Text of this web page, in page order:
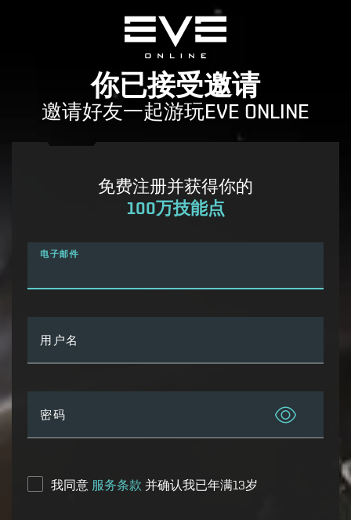
你已接受邀请
邀请好友一起游玩EVE ONLINE
免费注册并获得你的
100万技能点
电子邮件
用户名
密码
我同意 服务条款 并确认我已年满13岁